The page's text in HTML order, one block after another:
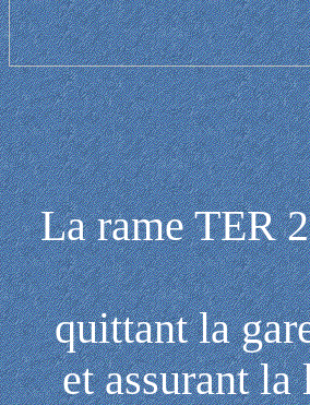
La rame TER
quittant la
et assurant